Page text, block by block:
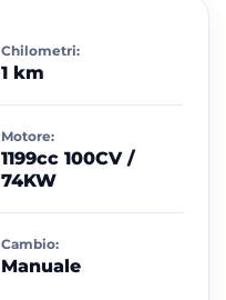
Chilometri:
1 km
Motore:
1199cc 100CV /
74KW
Cambio:
Manuale